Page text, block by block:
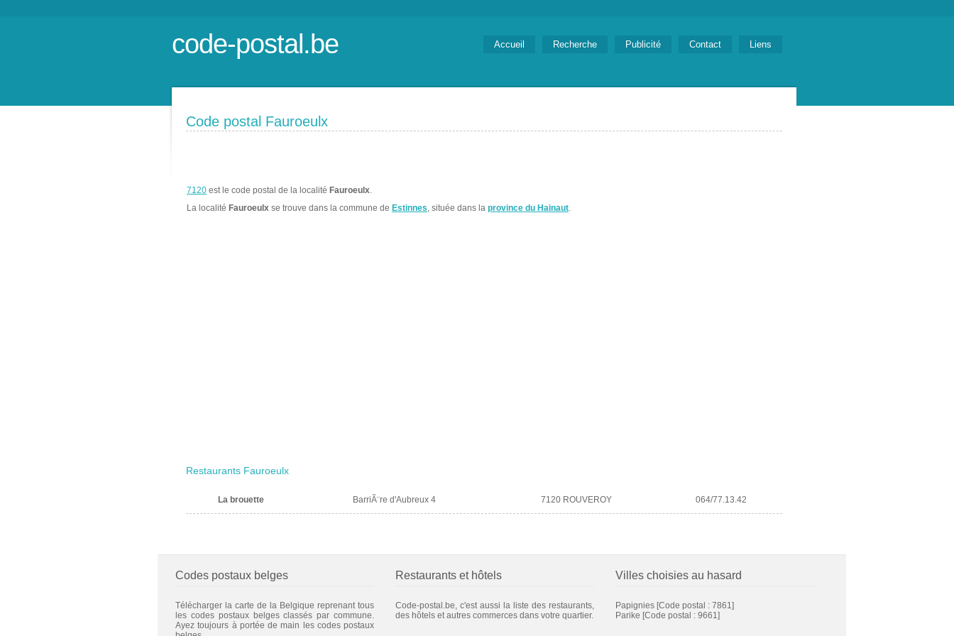
code-postal.be Accueil Recherche Publicité Contact Liens
Code postal Fauroeulx
7120 est le code postal de la localité Fauroeulx.
La localité Fauroeulx se trouve dans la commune de Estinnes, située dans la province du Hainaut.
Restaurants Fauroeulx
La brouette BarriÃ¨re d'Aubreux 4 7120 ROUVEROY 064/77.13.42
Codes postaux belges
Télécharger la carte de la Belgique reprenant tous
les codes postaux belges classés par commune.
Ayez toujours à portée de main les codes postaux
Restaurants et hôtels
Code-postal.be, c'est aussi la liste des restaurants,
des hôtels et autres commerces dans votre quartier.
Villes choisies au hasard
Papignies [Code postal : 7861]
Parike [Code postal : 9661]